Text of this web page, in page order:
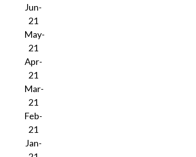
Jun-
21
May-
21
Apr-
21
Mar-
21
Feb-
21
Jan-